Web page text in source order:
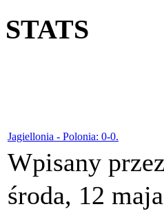
STATS
Jagiellonia - Polonia: 0-0.
Wpisany
środa, 12